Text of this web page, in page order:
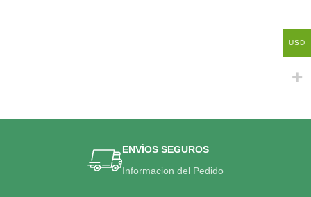
ENVÍOS SEGUROS
Informacion del Pedido
USD